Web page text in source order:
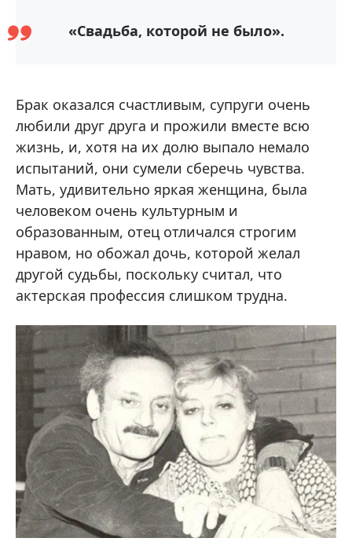
«Свадьба, которой не было».
Брак оказался счастливым, супруги очень
любили друг друга и прожили вместе всю
жизнь, и, хотя на их долю выпало немало
испытаний, они сумели сберечь чувства.
Мать, удивительно яркая женщина, была
человеком очень культурным и
образованным, отец отличался строгим
нравом, но обожал дочь, которой желал
другой судьбы, поскольку считал, что
актерская профессия слишком трудна.